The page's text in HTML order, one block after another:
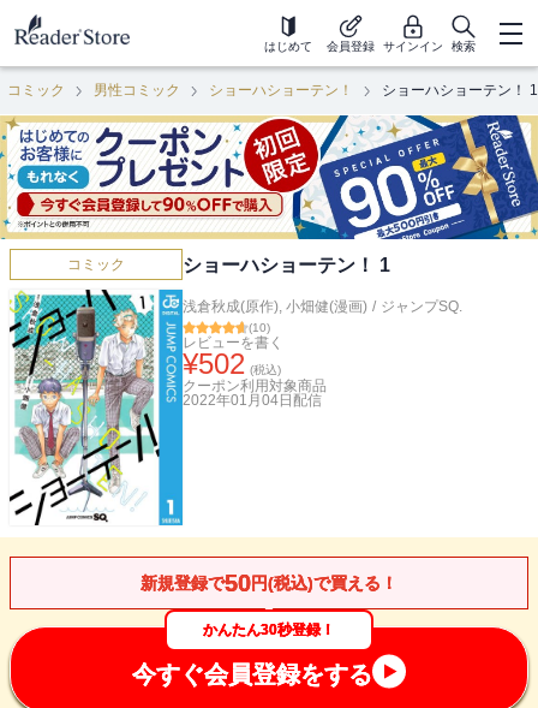
はじめて 会員登録 サインイン 検索
コミック 男性コミック ショーハショーテン！ ショーハショーテン！ 1
コミック ショーハショーテン！ 1
浅倉秋成(原作), 小畑健(漫画) / ジャンプSQ.
(10)
レビューを書く
¥502 (税込)
クーポン利用対象商品
2022年01月04日 配信
新規登録で50円(税込)で買える！
かんたん30秒登録！
今すぐ会員登録をする